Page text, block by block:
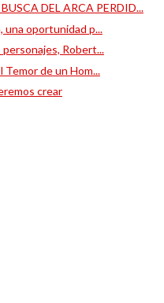
DEL ARCA PERDID...
una oportunidad p...
Robert...
de un Hom...
crear